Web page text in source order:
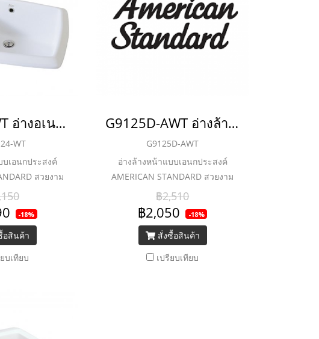
TF-8124-WT อ่างอเนกประสงค์ รุ่น AMERICAN SINK
WT
เอนกประสงค์
สวยงาม
มความแข็งแกร่ง
บง่ายผสานความ
ต่งห้องน้ำของคุณ
มบูรณ์แบบยิ่งขึ้น
-18%
อสินค้า
บเทียบ
G9125D-AWT อ่างล้างหน้าแบบเอนกประสงค์ ฝังใต้เคาน์เตอร์ รุ่น EUROSMART (ยกเลิกการขาย)
G9125D-AWT
อ่างล้างหน้าแบบเอนกประสงค์
AMERICAN STANDARD สวยงาม
ด้วยดีไซน์ มาพร้อมความแข็งแกร่ง
ทนทาน ดีไซน์เรียบง่ายผสานความ
ทันสมัย ช่วยเติมแต่งห้องน้ำของคุณ
ให้สวยงามและสมบูรณ์แบบยิ่งขึ้น
฿2,510
฿2,050 -18%
สั่งซื้อสินค้า
เปรียบเทียบ